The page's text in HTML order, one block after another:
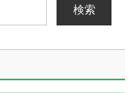
検索